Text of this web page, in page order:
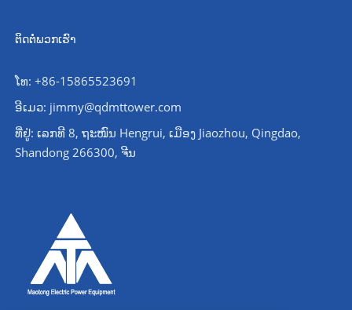
ຕິດຕໍ່ພວກເຮົາ
ໂທ: +86-15865523691
ອີເມວ: jimmy@qdmttower.com
ທີ່ຢູ່: ເລກທີ 8, ຖະໜົນ Hengrui, ເມືອງ Jiaozhou, Qingdao,
Shandong 266300, ຈີນ